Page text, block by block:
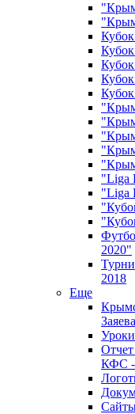
"Liga
"Liga
2020"
2018
Еще
Заяева
КФС -